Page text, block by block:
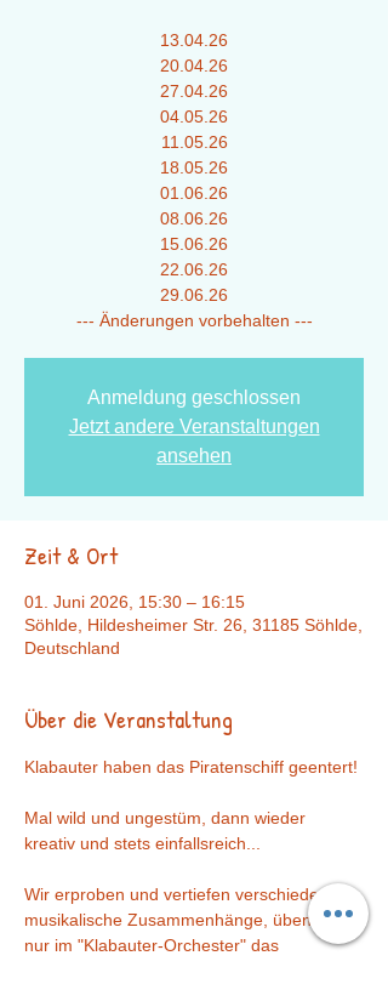
13.04.26
20.04.26
27.04.26
04.05.26
11.05.26
18.05.26
01.06.26
08.06.26
15.06.26
22.06.26
29.06.26
--- Änderungen vorbehalten ---
Anmeldung geschlossen
Jetzt andere Veranstaltungen
ansehen
Zeit & Ort
01. Juni 2026, 15:30 – 16:15
Söhlde, Hildesheimer Str. 26, 31185 Söhlde,
Deutschland
Über die Veranstaltung
Klabauter haben das Piratenschiff geentert!
Mal wild und ungestüm, dann wieder
kreativ und stets einfallsreich...
Wir erproben und vertiefen verschiedene
musikalische Zusammenhänge, üben nicht
nur im "Klabauter-Orchester" das